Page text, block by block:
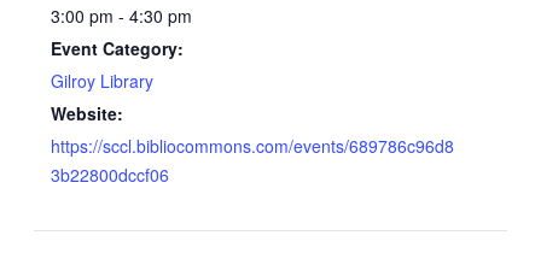
3:00 pm - 4:30 pm
Event Category:
Gilroy Library
Website:
https://sccl.bibliocommons.com/events/689786c96d8
3b22800dccf06